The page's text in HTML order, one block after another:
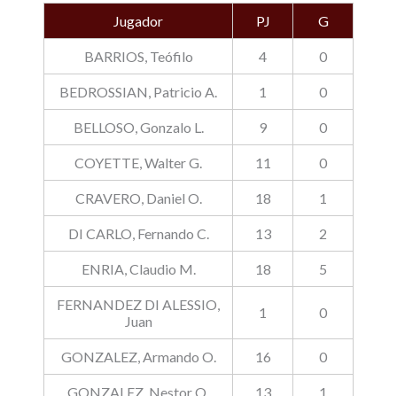
Jugador PJ G
BARRIOS, Teófilo 4 0
BEDROSSIAN, Patricio A. 1 0
BELLOSO, Gonzalo L. 9 0
COYETTE, Walter G. 11 0
CRAVERO, Daniel O. 18 1
DI CARLO, Fernando C. 13 2
ENRIA, Claudio M. 18 5
FERNANDEZ DI ALESSIO,
Juan
1 0
GONZALEZ, Armando O. 16 0
GONZALEZ, Nestor O. 13 1